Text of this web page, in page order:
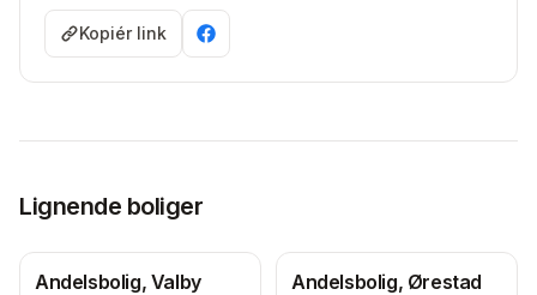
Kopiér link
Lignende boliger
Andelsbolig, Valby Andelsbolig, Ørestad